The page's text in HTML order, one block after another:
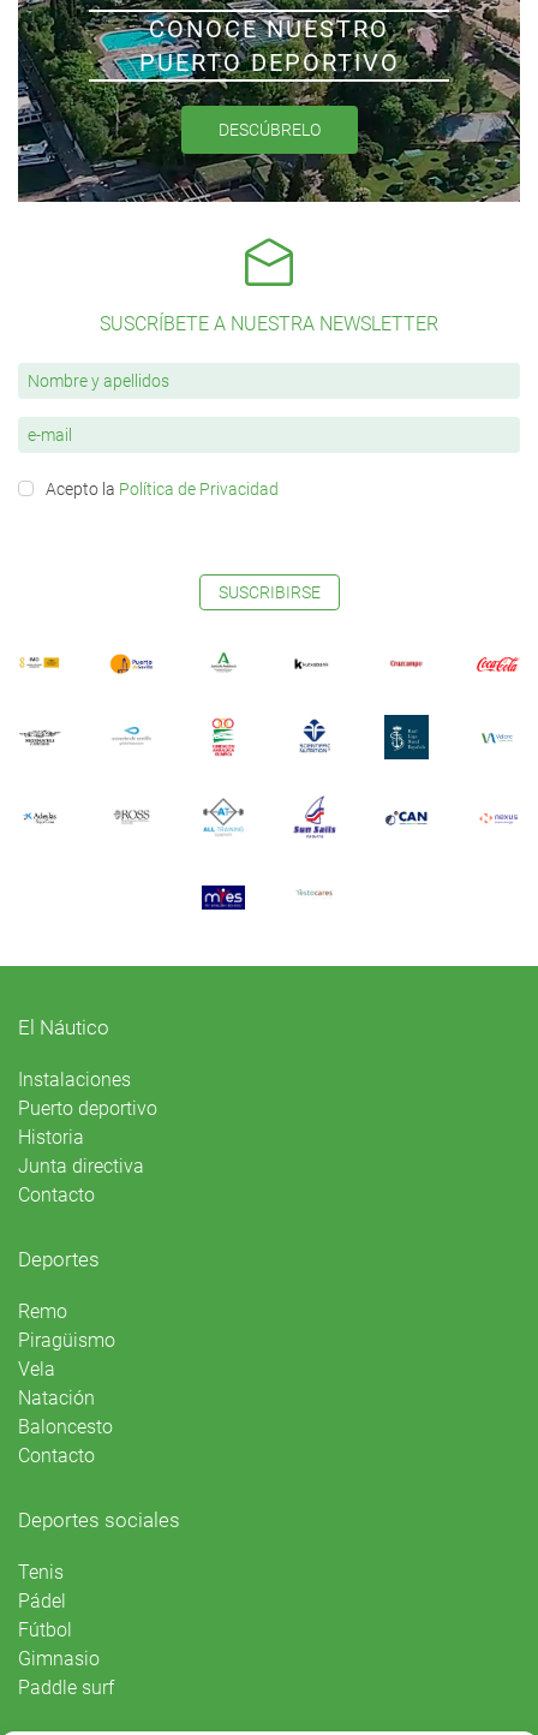
CONOCE NUESTRO
PUERTO DEPORTIVO
DESCÚBRELO
SUSCRÍBETE A NUESTRA NEWSLETTER
Acepto la Política de Privacidad
SUSCRIBIRSE
El Náutico
Instalaciones
Puerto deportivo
Historia
Junta directiva
Contacto
Deportes
Remo
Piragüismo
Vela
Natación
Baloncesto
Contacto
Deportes sociales
Tenis
Pádel
Fútbol
Gimnasio
Paddle surf